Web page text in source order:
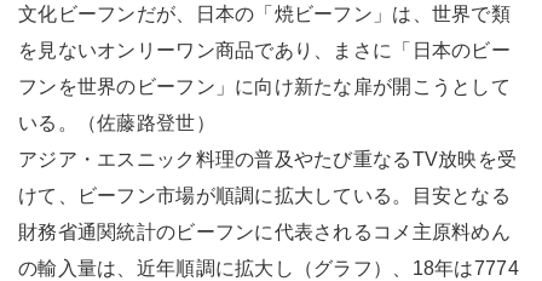
文化ビーフンだが、日本の「焼ビーフン」は、世界で類
を見ないオンリーワン商品であり、まさに「日本のビー
フンを世界のビーフン」に向け新たな扉が開こうとして
いる。（佐藤路登世）
アジア・エスニック料理の普及やたび重なるTV放映を受
けて、ビーフン市場が順調に拡大している。目安となる
財務省通関統計のビーフンに代表されるコメ主原料めん
の輸入量は、近年順調に拡大し（グラフ）、18年は7774